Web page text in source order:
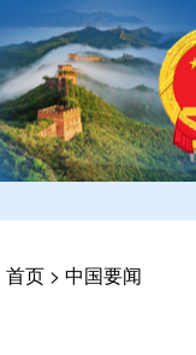
首页 > 中国要闻